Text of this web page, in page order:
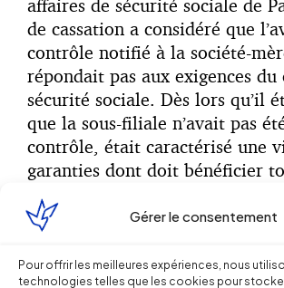
Gérer le consentement
Pour offrir les meilleures expériences, nous
technologies telles que les cookies pour
affaires de sécurité sociale de
de cassation a considéré que
contrôle notifié à la société-
répondait pas aux exigences du
sécurité sociale. Dès lors qu’il
que la sous-filiale n’avait pas
contrôle, était caractérisé une
garanties dont doit bénéficier
redevable de cotisations
affectait la procédure de
l’annulation des opérations de